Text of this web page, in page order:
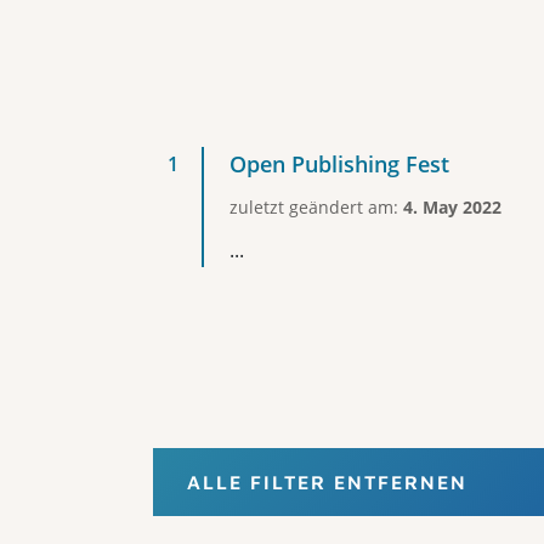
Open Publishing Fest
zuletzt geändert am: 4. May 2022
...
ALLE FILTER ENTFERNEN